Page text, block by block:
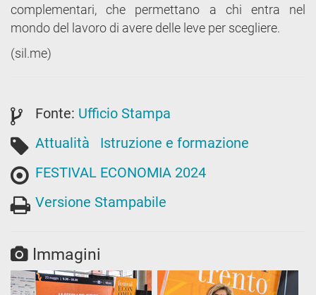
complementari, che permettano a chi entra nel
mondo del lavoro di avere delle leve per scegliere.
(sil.me)
Fonte: Ufficio Stampa
Attualità
Istruzione e formazione
FESTIVAL ECONOMIA 2024
Versione Stampabile
Immagini